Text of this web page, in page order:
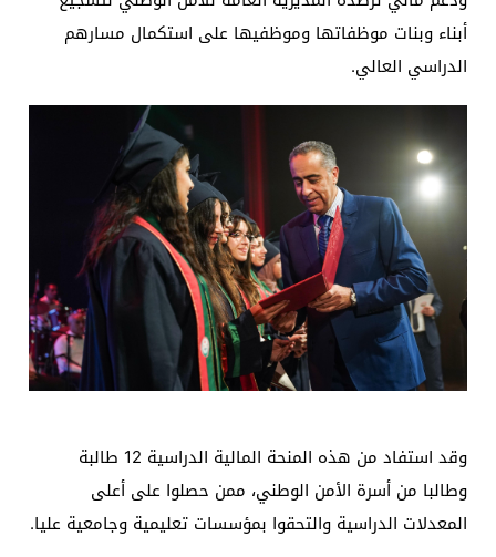
أبناء وبنات موظفاتها وموظفيها على استكمال مسارهم
الدراسي العالي.
وقد استفاد من هذه المنحة المالية الدراسية 12 طالبة
وطالبا من أسرة الأمن الوطني، ممن حصلوا على أعلى
المعدلات الدراسية والتحقوا بمؤسسات تعليمية وجامعية عليا.